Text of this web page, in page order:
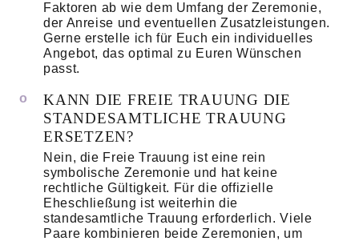
Faktoren ab wie dem Umfang der Zeremonie,
der Anreise und eventuellen Zusatzleistungen.
Gerne erstelle ich für Euch ein individuelles
Angebot, das optimal zu Euren Wünschen
passt.
KANN DIE FREIE TRAUUNG DIE
STANDESAMTLICHE TRAUUNG
ERSETZEN?
Nein, die Freie Trauung ist eine rein
symbolische Zeremonie und hat keine
rechtliche Gültigkeit. Für die offizielle
Eheschließung ist weiterhin die
standesamtliche Trauung erforderlich. Viele
Paare kombinieren beide Zeremonien, um